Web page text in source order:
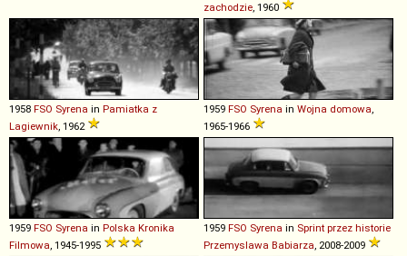
zachodzie, 1960
1958 FSO Syrena in Pamiatka z
Lagiewnik, 1962
1959 FSO Syrena in Wojna domowa,
1965-1966
1959 FSO Syrena in Polska Kronika
Filmowa, 1945-1995
1959 FSO Syrena in Sprint przez historie
Przemyslawa Babiarza, 2008-2009